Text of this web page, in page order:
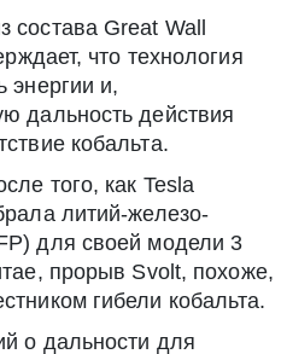
Great Wall
что технология
энергии и,
дальность действия
кобальта.
того, как Tesla
литий-железо-
для своей модели 3
прорыв Svolt, похоже,
гибели кобальта.
о дальности для